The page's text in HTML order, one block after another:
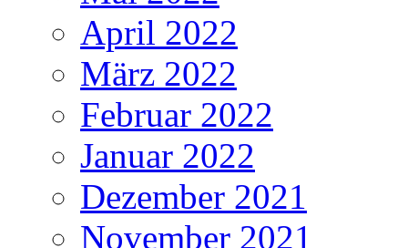
April 2022
März 2022
Februar 2022
Januar 2022
Dezember 2021
November 2021